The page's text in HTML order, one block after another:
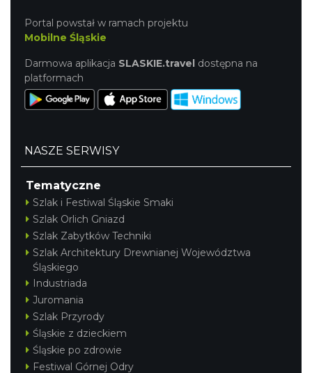
Portal powstał w ramach projektu
Mobilne Śląskie
Darmowa aplikacja SLASKIE.travel dostępna na
platformach
NASZE SERWISY
Tematyczne
Szlak i Festiwal Śląskie Smaki
Szlak Orlich Gniazd
Szlak Zabytków Techniki
Szlak Architektury Drewnianej Województwa
Śląskiego
Industriada
Juromania
Szlak Przyrody
Śląskie z dzieckiem
Śląskie po zdrowie
Festiwal Górnej Odry